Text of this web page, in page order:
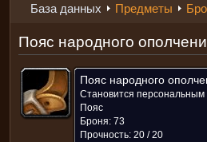
База данных Предметы
Пояс народного
Пояс народного
Становится персональным
Пояс
Броня: 73
Прочность: 20 / 20